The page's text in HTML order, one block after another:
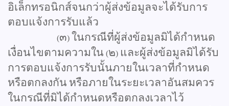
อิเล็กทรอนิกส์จนกว่าผู้ส่งข้อมูลจะได้รับการ
ตอบแจ้งการรับแล้ว
(๓) ในกรณีที่ผู้ส่งข้อมูลมิได้กำหนด
เงื่อนไขตามความใน (๒) และผู้ส่งข้อมูลมิได้รับ
การตอบแจ้งการรับนั้นภายในเวลาที่กำหนด
หรือตกลงกัน หรือภายในระยะเวลาอันสมควร
ในกรณีที่มิได้กำหนดหรือตกลงเวลาไว้